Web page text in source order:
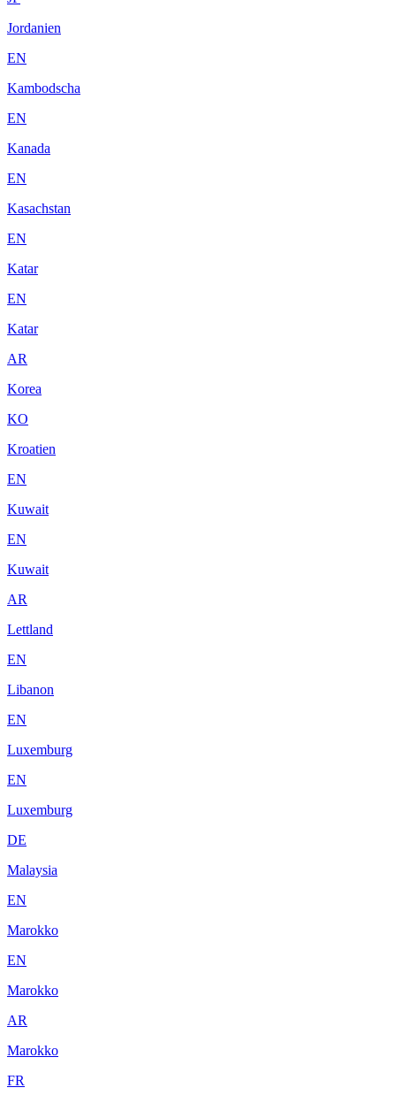
Jordanien
EN
Kambodscha
EN
Kanada
EN
Kasachstan
EN
Katar
EN
Katar
AR
Korea
KO
Kroatien
EN
Kuwait
EN
Kuwait
AR
Lettland
EN
Libanon
EN
Luxemburg
EN
Luxemburg
DE
Malaysia
EN
Marokko
EN
Marokko
AR
Marokko
FR